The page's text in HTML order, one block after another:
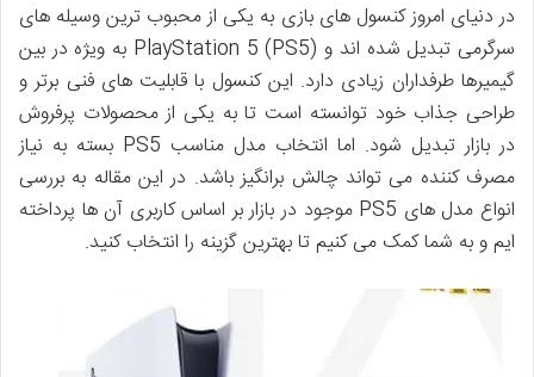
در دنیای امروز کنسول های بازی به یکی از محبوب ترین وسیله های
سرگرمی تبدیل شده اند و PlayStation 5 (PS5) به ویژه در بین
گیمیرها طرفداران زیادی دارد. این کنسول با قابلیت های فنی برتر و
طراحی جذاب خود توانسته است تا به یکی از محصولات پرفروش
در بازار تبدیل شود. اما انتخاب مدل مناسب PS5 بسته به نیاز
مصرف کننده می تواند چالش برانگیز باشد. در این مقاله به بررسی
انواع مدل های PS5 موجود در بازار بر اساس کاربری آن ها پرداخته
ایم و به شما کمک می کنیم تا بهترین گزینه را انتخاب کنید.